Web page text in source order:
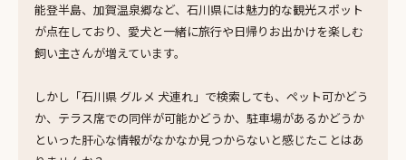
能登半島、加賀温泉郷など、石川県には魅力的な観光スポット
が点在しており、愛犬と一緒に旅行や日帰りお出かけを楽しむ
飼い主さんが増えています。
しかし「石川県 グルメ 犬連れ」で検索しても、ペット可かどう
か、テラス席での同伴が可能かどうか、駐車場があるかどうか
といった肝心な情報がなかなか見つからないと感じたことはあ